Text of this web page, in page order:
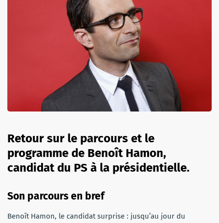
Retour sur le parcours et le
programme de Benoît Hamon,
candidat du PS à la présidentielle.
Son parcours en bref
Benoît Hamon, le candidat surprise : jusqu’au jour du